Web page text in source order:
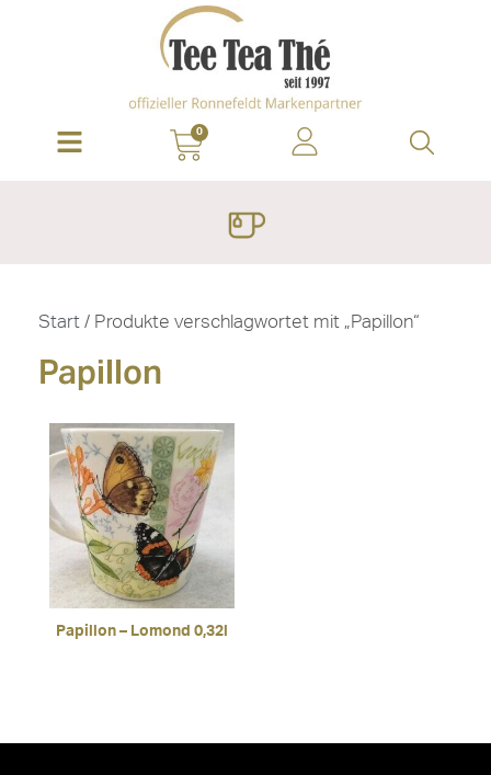
0
Start / Produkte verschlagwortet mit „Papillon“
Papillon
Papillon – Lomond 0,32l